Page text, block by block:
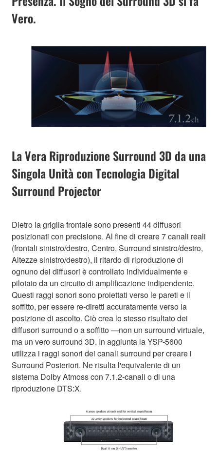
Vero.
La Vera Riproduzione Surround 3D da una
Singola Unità con Tecnologia Digital
Surround Projector
Dietro la griglia frontale sono presenti 44 diffusori
posizionati con precisione. Al fine di creare 7 canali reali
(frontali sinistro/destro, Centro, Surround sinistro/destro,
Altezze sinistro/destro), il ritardo di riproduzione di
ognuno dei diffusori è controllato individualmente e
pilotato da un circuito di amplificazione indipendente.
Questi raggi sonori sono proiettati verso le pareti e il
soffitto, per essere re-diretti accuratamente verso la
posizione di ascolto. Ciò crea lo stesso risultato dei
diffusori surround o a soffitto —non un surround virtuale,
ma un vero surround 3D. In aggiunta la YSP-5600
utilizza i raggi sonori dei canali surround per creare i
Surround Posteriori. Ne risulta l'equivalente di un
sistema Dolby Atmoss con 7.1.2-canali o di una
riproduzione DTS:X.